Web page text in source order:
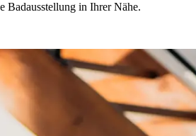
Badausstellung in Ihrer Nähe.